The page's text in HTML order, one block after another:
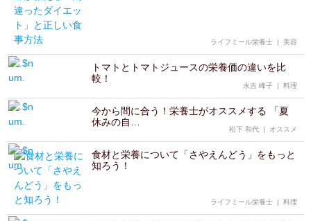
ライフミール栄養士 | 美容
トマトとトマトジュースの栄養価の違いを比
較！
永吉 峰子 | 料理
今から間に合う！栄養士がオススメする 「夏
休みの自…
松下 和代 | オススメ
食材と栄養について「さやえんどう」をもっと
知ろう！
ライフミール栄養士 | 料理